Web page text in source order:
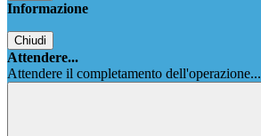
Informazione
Chiudi
Attendere...
Attendere il completamento dell'operazione...